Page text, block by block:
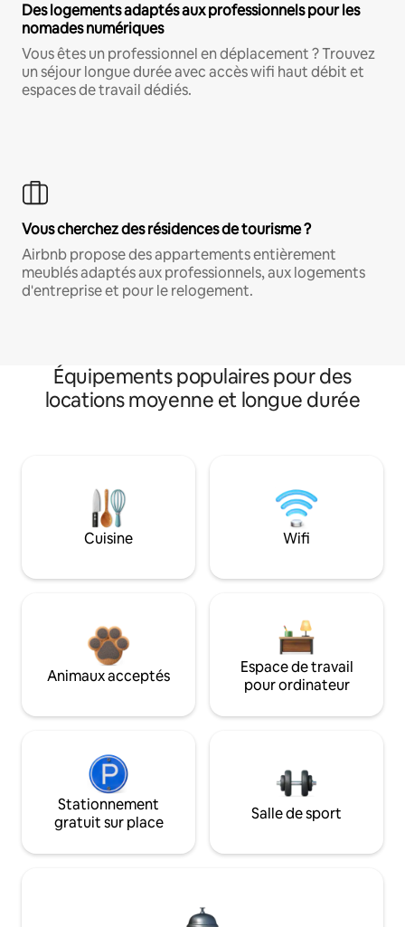
Des logements adaptés aux professionnels pour les
nomades numériques
Vous êtes un professionnel en déplacement ? Trouvez
un séjour longue durée avec accès wifi haut débit et
espaces de travail dédiés.
Vous cherchez des résidences de tourisme ?
Airbnb propose des appartements entièrement
meublés adaptés aux professionnels, aux logements
d'entreprise et pour le relogement.
Équipements populaires pour des
locations moyenne et longue durée
Cuisine Wifi
Animaux acceptés
Espace de travail
pour ordinateur
Stationnement
gratuit sur place
Salle de sport